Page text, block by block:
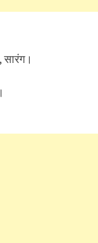
सारंग।